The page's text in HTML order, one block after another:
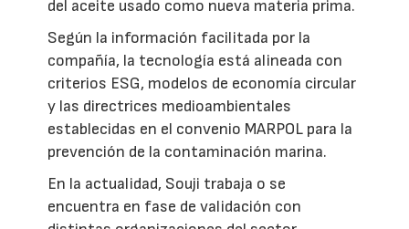
del aceite usado como nueva materia prima.
Según la información facilitada por la
compañía, la tecnología está alineada con
criterios ESG, modelos de economía circular
y las directrices medioambientales
establecidas en el convenio MARPOL para la
prevención de la contaminación marina.
En la actualidad, Souji trabaja o se
encuentra en fase de validación con